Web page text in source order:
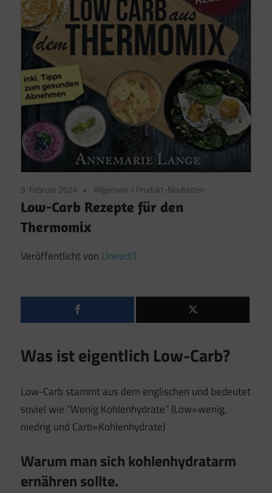
9. Februar 2024 Allgemein / Produkt-Neuheiten
Low-Carb Rezepte für den
Thermomix
Veröffentlicht von UneedIT
Was ist eigentlich Low-Carb?
Low-Carb stammt aus dem englischen und bedeutet
soviel wie “Wenig Kohlenhydrate” (Low=wenig,
niedrig und Carb=Kohlenhydrate)
Warum man sich kohlenhydratarm
ernähren sollte.